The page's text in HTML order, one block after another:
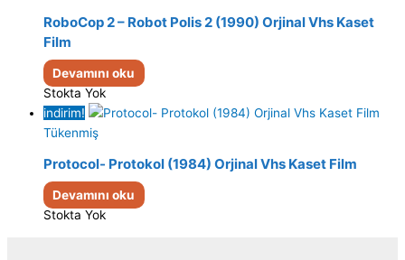
RoboCop 2 – Robot Polis 2 (1990) Orjinal Vhs Kaset
Film
Devamını oku
Stokta Yok
indirim!
Tükenmiş
Protocol- Protokol (1984) Orjinal Vhs Kaset Film
Devamını oku
Stokta Yok